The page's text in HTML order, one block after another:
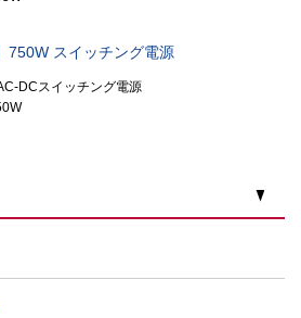
750W スイッチング電源
DCスイッチング電源
ダプター